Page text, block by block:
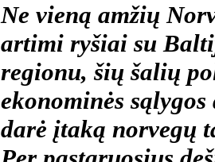
Ne vieną amžių
artimi ryšiai su
regionu, šių šalių
ekonominės
darė įtaką norvegų